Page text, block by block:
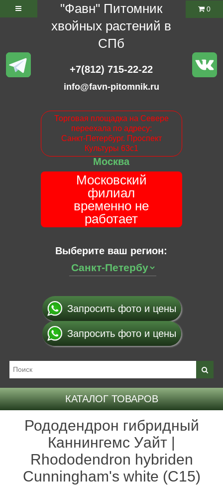
"Фавн" Питомник
хвойных растений в
СПб
+7(812) 715-22-22
info@favn-pitomnik.ru
Торговая площадка на Севере
переехала по адресу:
Санкт-Петербург. Проспект
Культуры 63с1
Москва
Московский
филиал
временно не
работает
Выберите ваш регион:
0
Запросить фото и цены
Запросить фото и цены
КАТАЛОГ ТОВАРОВ
Рододендрон гибридный
Каннингемс Уайт |
Rhododendron hybriden
Cunningham's white (С15)